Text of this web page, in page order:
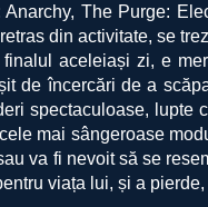
The Purge:
din activitate, se
aceleiași zi, e
de încercări de a
spectaculoase, lupte
mai sângeroase
va fi nevoit să se
viața lui, și a pierde,